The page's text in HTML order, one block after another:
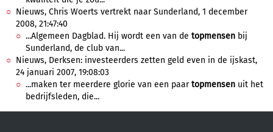
Nieuws, Chris Woerts vertrekt naar Sunderland, 1 december
2008, 21:47:40
...Algemeen Dagblad. Hij wordt een van de topmensen bij
Sunderland, de club van...
Nieuws, Derksen: investeerders zetten geld even in de ijskast,
24 januari 2007, 19:08:03
...maken ter meerdere glorie van een paartopmensen uit het
bedrijfsleden, die...